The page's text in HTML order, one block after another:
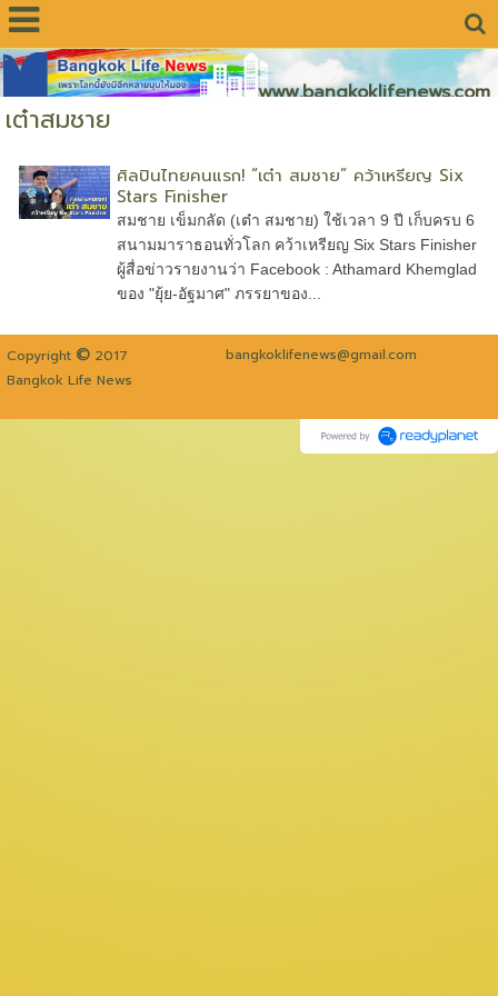
www.bangkoklifenews.com
เต๋าสมชาย
ศิลปินไทยคนแรก! “เต๋า สมชาย” คว้าเหรียญ Six
Stars Finisher
สมชาย เข็มกลัด (เต๋า สมชาย) ใช้เวลา 9 ปี เก็บครบ 6
สนามมาราธอนทั่วโลก คว้าเหรียญ Six Stars Finisher
ผู้สื่อข่าวรายงานว่า Facebook : Athamard Khemglad
ของ "ยุ้ย-อัฐมาศ" ภรรยาของ...
Copyright © 2017
bangkoklifenews@gmail.com
Bangkok Life News